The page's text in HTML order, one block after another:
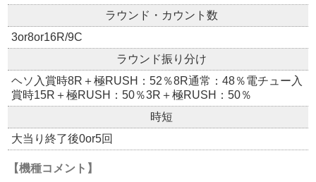
ラウンド・カウント数
3or8or16R/9C
ラウンド振り分け
ヘソ入賞時8R＋極RUSH：52％8R通常：48％電チュー入
賞時15R＋極RUSH：50％3R＋極RUSH：50％
時短
大当り終了後0or5回
【機種コメント】